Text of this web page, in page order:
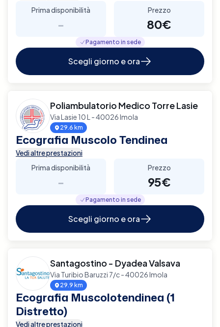
Prima disponibilità
-
Prezzo
80€
Pagamento in sede
Scegli giorno e ora
Poliambulatorio Medico Torre Lasie
Via Lasie 10 L - 40026 Imola
29.6 km
Ecografia Muscolo Tendinea
Vedi altre prestazioni
Prima disponibilità
-
Prezzo
95€
Pagamento in sede
Scegli giorno e ora
Santagostino - Dyadea Valsava
Via Turibio Baruzzi 7/c - 40026 Imola
29.9 km
Ecografia Muscolotendinea (1
Distretto)
Vedi altre prestazioni